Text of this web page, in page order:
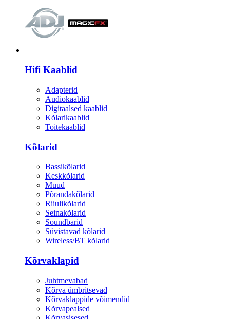
Hifi Kaablid
Adapterid
Audiokaablid
Digitaalsed kaablid
Kõlarikaablid
Toitekaablid
Kõlarid
Bassikõlarid
Keskkõlarid
Muud
Põrandakõlarid
Riiulikõlarid
Seinakõlarid
Soundbarid
Süvistavad kõlarid
Wireless/BT kõlarid
Kõrvaklapid
Juhtmevabad
Kõrva ümbritsevad
Kõrvaklappide võimendid
Kõrvapealsed